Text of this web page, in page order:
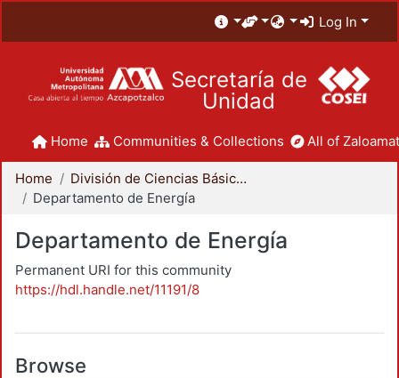
Log In
Secretaría de
Unidad
Home Communities & Collections All of
Home
División de Ciencias Básicas e Ingeniería
Departamento de Energía
Departamento de Energía
Permanent URI for this community
https://hdl.handle.net/11191/8
Browse